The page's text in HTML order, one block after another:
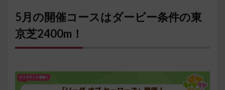
5月の開催コースはダービー条件の東
京芝2400m！